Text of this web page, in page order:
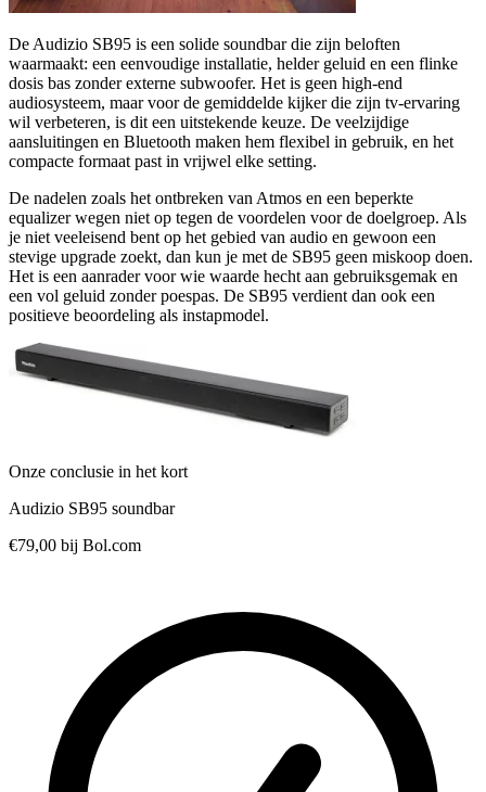
De Audizio SB95 is een solide soundbar die zijn beloften
waarmaakt: een eenvoudige installatie, helder geluid en een flinke
dosis bas zonder externe subwoofer. Het is geen high-end
audiosysteem, maar voor de gemiddelde kijker die zijn tv-ervaring
wil verbeteren, is dit een uitstekende keuze. De veelzijdige
aansluitingen en Bluetooth maken hem flexibel in gebruik, en het
compacte formaat past in vrijwel elke setting.
De nadelen zoals het ontbreken van Atmos en een beperkte
equalizer wegen niet op tegen de voordelen voor de doelgroep. Als
je niet veeleisend bent op het gebied van audio en gewoon een
stevige upgrade zoekt, dan kun je met de SB95 geen miskoop doen.
Het is een aanrader voor wie waarde hecht aan gebruiksgemak en
een vol geluid zonder poespas. De SB95 verdient dan ook een
positieve beoordeling als instapmodel.
Onze conclusie in het kort
Audizio SB95 soundbar
€79,00 bij Bol.com